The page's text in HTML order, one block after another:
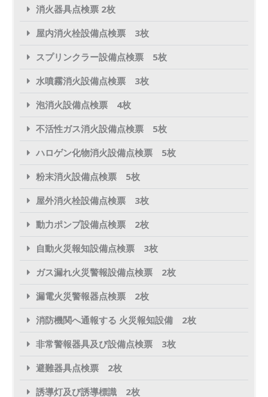
消火器具点検票 2枚
屋内消火栓設備点検票 3枚
スプリンクラー設備点検票 5枚
水噴霧消火設備点検票 3枚
泡消火設備点検票 4枚
不活性ガス消火設備点検票 5枚
ハロゲン化物消火設備点検票 5枚
粉末消火設備点検票 5枚
屋外消火栓設備点検票 3枚
動力ポンプ設備点検票 2枚
自動火災報知設備点検票 3枚
ガス漏れ火災警報設備点検票 2枚
漏電火災警報器点検票 2枚
消防機関へ通報する 火災報知設備 2枚
非常警報器具及び設備点検票 3枚
避難器具点検票 2枚
誘導灯及び誘導標識 2枚